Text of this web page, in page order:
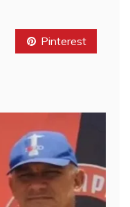
Pinterest